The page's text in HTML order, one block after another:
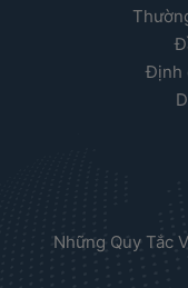
Định
Những Quy Tắc